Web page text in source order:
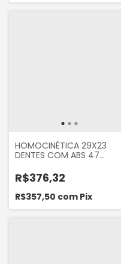
HOMOCINÉTICA 29X23
DENTES COM ABS 47
E LOGAN 1.6 2013 A 2023
VOLDA HC272
R$376,32
R$357,50 com Pix